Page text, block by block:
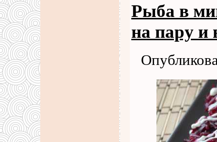
Рыба в
на пару и